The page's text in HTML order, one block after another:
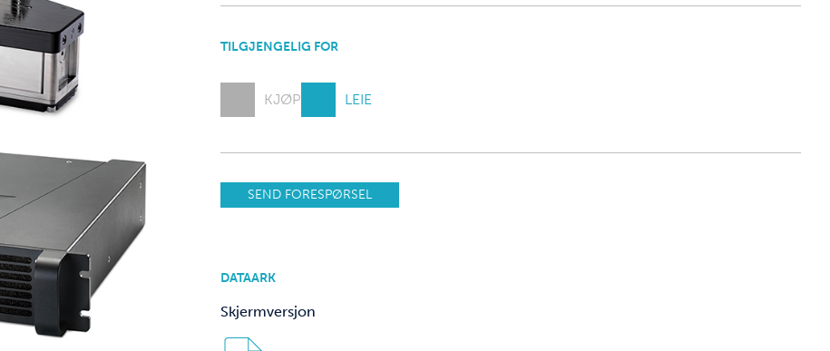
TILGJENGELIG FOR
KJØP LEIE
SEND FORESPØRSEL
DATAARK
Skjermversjon